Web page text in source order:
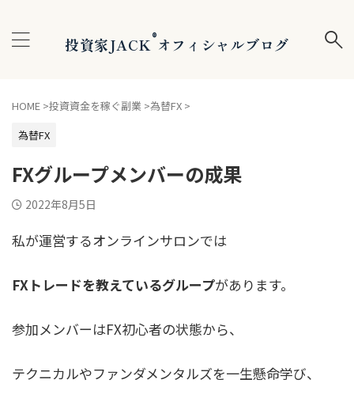
投資家JACK®オフィシャルブログ
HOME >投資資金を稼ぐ副業 >為替FX >
為替FX
FXグループメンバーの成果
2022年8月5日
私が運営するオンラインサロンでは
FXトレードを教えているグループがあります。
参加メンバーはFX初心者の状態から、
テクニカルやファンダメンタルズを一生懸命学び、